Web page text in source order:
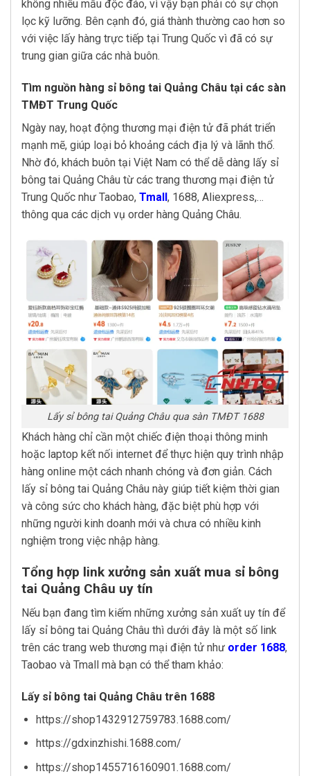
không nhiều mẫu độc đáo, vì vậy bạn phải có sự chọn
lọc kỹ lưỡng. Bên cạnh đó, giá thành thường cao hơn so
với việc lấy hàng trực tiếp tại Trung Quốc vì đã có sự
trung gian giữa các nhà buôn.
Tìm nguồn hàng sỉ bông tai Quảng Châu tại các sàn
TMĐT Trung Quốc
Ngày nay, hoạt động thương mại điện tử đã phát triển
mạnh mẽ, giúp loại bỏ khoảng cách địa lý và lãnh thổ.
Nhờ đó, khách buôn tại Việt Nam có thể dễ dàng lấy sỉ
bông tai Quảng Châu từ các trang thương mại điện tử
Trung Quốc như Taobao, Tmall, 1688, Aliexpress,…
thông qua các dịch vụ order hàng Quảng Châu.
Lấy sỉ bông tai Quảng Châu qua sàn TMĐT 1688
Khách hàng chỉ cần một chiếc điện thoại thông minh
hoặc laptop kết nối internet để thực hiện quy trình nhập
hàng online một cách nhanh chóng và đơn giản. Cách
lấy sỉ bông tai Quảng Châu này giúp tiết kiệm thời gian
và công sức cho khách hàng, đặc biệt phù hợp với
những người kinh doanh mới và chưa có nhiều kinh
nghiệm trong việc nhập hàng.
Tổng hợp link xưởng sản xuất mua sỉ bông
tai Quảng Châu uy tín
Nếu bạn đang tìm kiếm những xưởng sản xuất uy tín để
lấy sỉ bông tai Quảng Châu thì dưới đây là một số link
trên các trang web thương mại điện tử như order 1688,
Taobao và Tmall mà bạn có thể tham khảo:
Lấy sỉ bông tai Quảng Châu trên 1688
https://shop1432912759783.1688.com/
https://gdxinzhishi.1688.com/
https://shop1455716160901.1688.com/